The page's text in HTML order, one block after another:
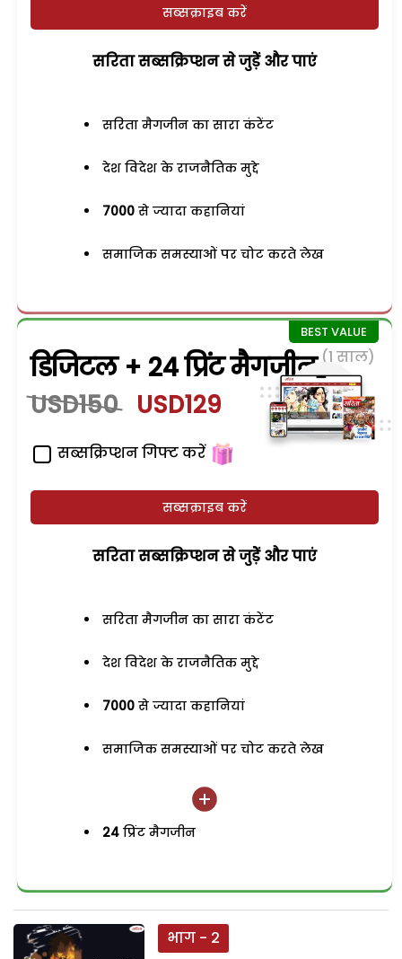
सब्सक्राइब करें
सरिता सब्सक्रिप्शन से जुड़ेें और पाएं
सरिता मैगजीन का सारा कंटेंट
देश विदेश के राजनैतिक मुद्दे
7000 से ज्यादा कहानियां
समाजिक समस्याओं पर चोट करते लेख
डिजिटल + 24 प्रिंट मैगजीन (1 साल)
USD150 USD129
सब्सक्रिप्शन गिफ्ट करें
सब्सक्राइब करें
सरिता सब्सक्रिप्शन से जुड़ेें और पाएं
सरिता मैगजीन का सारा कंटेंट
देश विदेश के राजनैतिक मुद्दे
7000 से ज्यादा कहानियां
समाजिक समस्याओं पर चोट करते लेख
24 प्रिंट मैगजीन
भाग - 2